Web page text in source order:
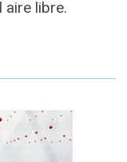
aire libre.